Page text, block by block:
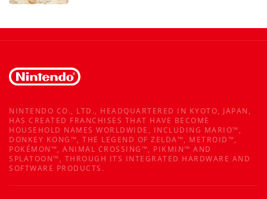
NINTENDO CO., LTD., HEADQUARTERED IN KYOTO, JAPAN,
HAS CREATED FRANCHISES THAT HAVE BECOME
HOUSEHOLD NAMES WORLDWIDE, INCLUDING MARIO™,
DONKEY KONG™, THE LEGEND OF ZELDA™, METROID™,
POKÉMON™, ANIMAL CROSSING™, PIKMIN™ AND
SPLATOON™, THROUGH ITS INTEGRATED HARDWARE AND
SOFTWARE PRODUCTS.